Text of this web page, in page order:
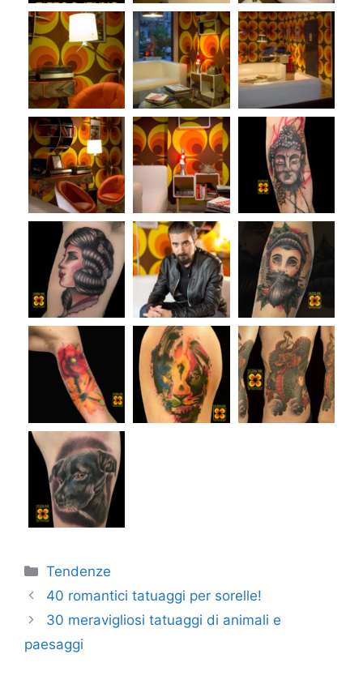
Categorie
Tendenze
40 romantici tatuaggi per sorelle!
30 meravigliosi tatuaggi di animali e
paesaggi